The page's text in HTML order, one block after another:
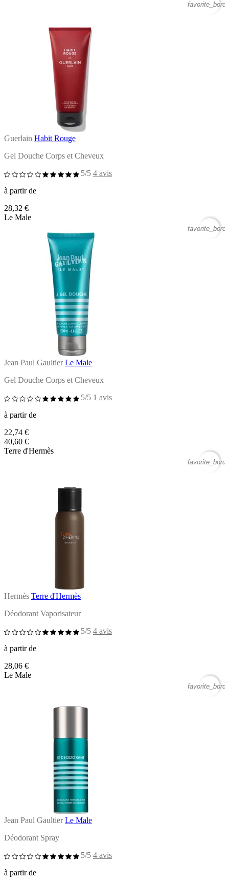
Guerlain Habit Rouge
Gel Douche Corps et Cheveux
5/5 4 avis
à partir de
28,32 €
Le Male
Jean Paul Gaultier Le Male
Gel Douche Corps et Cheveux
5/5 1 avis
à partir de
22,74 €
40,60 €
Terre d'Hermès
Hermès Terre d'Hermès
Déodorant Vaporisateur
5/5 4 avis
à partir de
28,06 €
Le Male
Jean Paul Gaultier Le Male
Déodorant Spray
5/5 4 avis
à partir de